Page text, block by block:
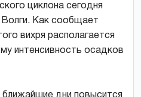
циклона сегодня
Волги. Как сообщает
вихря располагается
интенсивность осадков
дни повысится